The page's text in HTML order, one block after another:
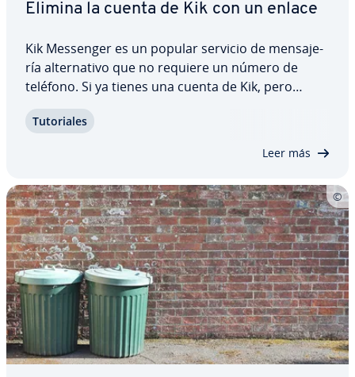
Elimina la cuenta de Kik con un enlace
Kik Messenger es un popular servicio de me­n­sa­je­
ría al­te­r­na­ti­vo que no requiere un número de
teléfono. Si ya tienes una cuenta de Kik, pero
forma sencilla en el navegador. Descubre qué
Tu­to­ria­les
Leer más